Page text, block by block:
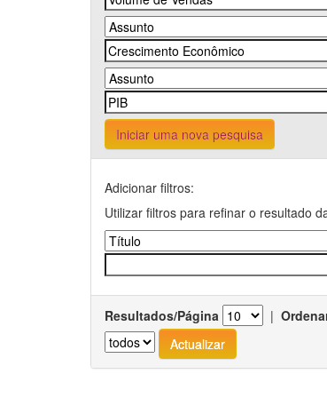
Iniciar uma nova pesquisa
Adicionar filtros:
Utilizar filtros para refinar o resultado
Resultados/Página |